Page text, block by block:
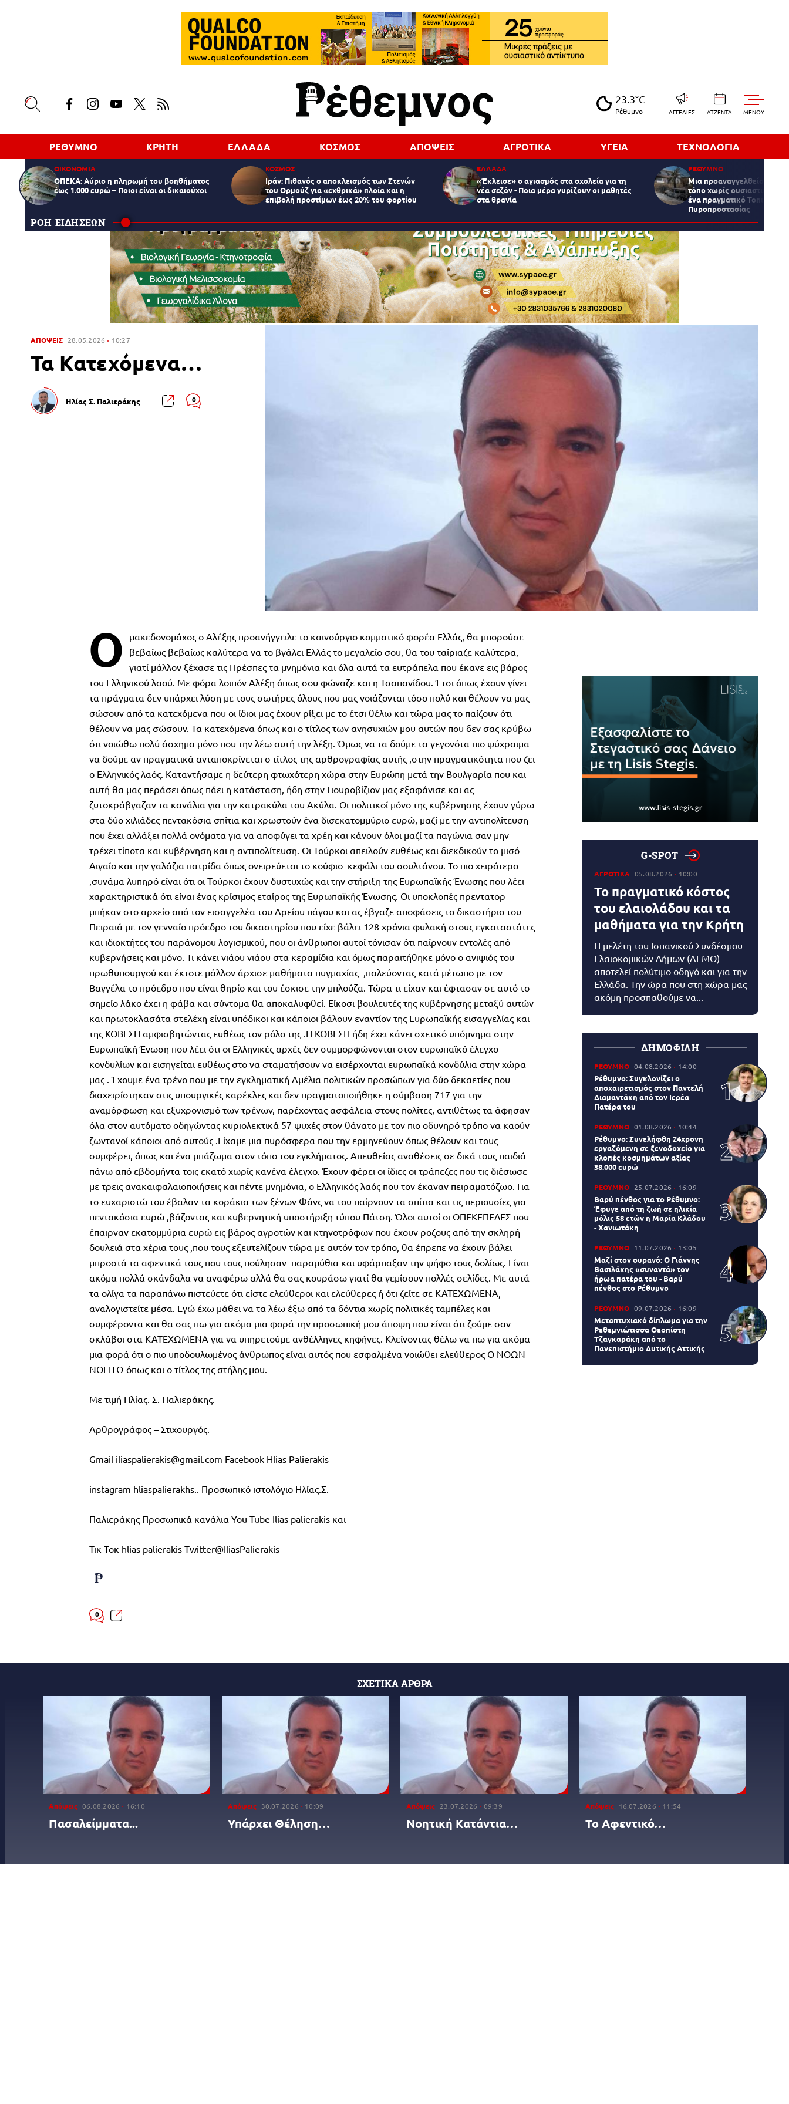
23.3°C
Ρέθυμνο ΑΓΓΕΛΙΕΣ ΑΤΖΕΝΤΑ
ΡΕΘΥΜΝΟ ΚΡΗΤΗ ΕΛΛΑΔΑ ΚΟΣΜΟΣ ΑΠΟΨΕΙΣ ΑΓΡΟΤΙΚΑ ΥΓΕΙΑ ΤΕΧΝΟΛΟΓΙΑ
ΟΙΚΟΝΟΜΙΑ
ΟΠΕΚΑ: Αύριο η πληρωμή του βοηθήματος
έως 1.000 ευρώ – Ποιοι είναι οι δικαιούχοι
ΚΟΣΜΟΣ
Ιράν: Πιθανός ο αποκλεισμός των Στενών
του Ορμούζ για «εχθρικά» πλοία και η
επιβολή προστίμων έως 20% του φορτίου
ΕΛΛΑΔΑ
«Έκλεισε» ο αγιασμός στα σχολεία για τη
νέα σεζόν - Ποια μέρα γυρίζουν οι μαθητές
στα θρανία
ΡΕΘΥΜΝΟ
Μια προαναγγελθείσα
τόπο χωρίς ουσιαστική
ένα πραγματικό Τοπικό
Πυροπροστασίας
ΡΟΗ ΕΙΔΗΣΕΩΝ
MENOY
ΑΠΟΨΕΙΣ 28.05.2026 10:27
Τα Κατεχόμενα…
Ηλίας Σ. Παλιεράκης 0
Ο
μακεδονομάχος ο Αλέξης προανήγγειλε το καινούργιο κομματικό φορέα Ελλάς, θα μπορούσε
βεβαίως βεβαίως καλύτερα να το βγάλει Ελλάς το μεγαλείο σου, θα του ταίριαζε καλύτερα,
γιατί μάλλον ξέχασε τις Πρέσπες τα μνημόνια και όλα αυτά τα ευτράπελα που έκανε εις βάρος
του Ελληνικού λαού. Με φόρα λοιπόν Αλέξη όπως σου φώναζε και η Τσαπανίδου. Έτσι όπως έχουν γίνει
τα πράγματα δεν υπάρχει λύση με τους σωτήρες όλους που μας νοιάζονται τόσο πολύ και θέλουν να μας
σώσουν από τα κατεχόμενα που οι ίδιοι μας έχουν ρίξει με το έτσι θέλω και τώρα μας το παίζουν ότι
θέλουν να μας σώσουν. Τα κατεχόμενα όπως και ο τίτλος των ανησυχιών μου αυτών που δεν σας κρύβω
ότι νοιώθω πολύ άσχημα μόνο που την λέω αυτή την λέξη. Όμως να τα δούμε τα γεγονότα πιο ψύχραιμα
να δούμε αν πραγματικά ανταποκρίνεται ο τίτλος της αρθρογραφίας αυτής ,στην πραγματικότητα που ζει
ο Ελληνικός λαός. Καταντήσαμε η δεύτερη φτωχότερη χώρα στην Ευρώπη μετά την Βουλγαρία που και
αυτή θα μας περάσει όπως πάει η κατάσταση, ήδη στην Γιουροβίζιον μας εξαφάνισε και ας
ζυτοκράβγαζαν τα κανάλια για την κατρακύλα του Ακύλα. Οι πολιτικοί μόνο της κυβέρνησης έχουν γύρω
στα δύο χιλιάδες πεντακόσια σπίτια και χρωστούν ένα δισεκατομμύριο ευρώ, μαζί με την αντιπολίτευση
που έχει αλλάξει πολλά ονόματα για να αποφύγει τα χρέη και κάνουν όλοι μαζί τα παγώνια σαν μην
τρέχει τίποτα και κυβέρνηση και η αντιπολίτευση. Οι Τούρκοι απειλούν ευθέως και διεκδικούν το μισό
Αιγαίο και την γαλάζια πατρίδα όπως ονειρεύεται το κούφιο κεφάλι του σουλτάνου. Το πιο χειρότερο
,συνάμα λυπηρό είναι ότι οι Τούρκοι έχουν δυστυχώς και την στήριξη της Ευρωπαϊκής Ένωσης που λέει
χαρακτηριστικά ότι είναι ένας κρίσιμος εταίρος της Ευρωπαϊκής Ένωσης. Οι υποκλοπές πρεντατορ
μπήκαν στο αρχείο από τον εισαγγελέα του Αρείου πάγου και ας έβγαζε αποφάσεις το δικαστήριο του
Πειραιά με τον γενναίο πρόεδρο του δικαστηρίου που είχε βάλει 128 χρόνια φυλακή στους εγκαταστάτες
και ιδιοκτήτες του παράνομου λογισμικού, που οι άνθρωποι αυτοί τόνισαν ότι παίρνουν εντολές από
κυβερνήσεις και μόνο. Τι κάνει νιάου νιάου στα κεραμίδια και όμως παραιτήθηκε μόνο ο ανιψιός του
πρωθυπουργού και έκτοτε μάλλον άρχισε μαθήματα πυγμαχίας ,παλεύοντας κατά μέτωπο με τον
Βαγγέλα το πρόεδρο που είναι θηρίο και του έσκισε την μπλούζα. Τώρα τι είχαν και έφτασαν σε αυτό το
σημείο λάκο έχει η φάβα και σύντομα θα αποκαλυφθεί. Είκοσι βουλευτές της κυβέρνησης μεταξύ αυτών
και πρωτοκλασάτα στελέχη είναι υπόδικοι και κάποιοι βάλουν εναντίον της Ευρωπαϊκής εισαγγελίας και
της ΚΟΒΕΣΗ αμφισβητώντας ευθέως τον ρόλο της .Η ΚΟΒΕΣΗ ήδη έχει κάνει σχετικό υπόμνημα στην
Ευρωπαϊκή Ένωση που λέει ότι οι Ελληνικές αρχές δεν συμμορφώνονται στον ευρωπαϊκό έλεγχο
κονδυλίων και εισηγείται ευθέως στο να σταματήσουν να εισέρχονται ευρωπαϊκά κονδύλια στην χώρα
μας . Έχουμε ένα τρένο που με την εγκληματική Αμέλια πολιτικών προσώπων για δύο δεκαετίες που
διαχειρίστηκαν στις υπουργικές καρέκλες και δεν πραγματοποιήθηκε η σύμβαση 717 για την
αναμόρφωση και εξυχρονισμό των τρένων, παρέχοντας ασφάλεια στους πολίτες, αντιθέτως τα άφησαν
όλα στον αυτόματο οδηγώντας κυριολεκτικά 57 ψυχές στον θάνατο με τον πιο οδυνηρό τρόπο να καούν
ζωντανοί κάποιοι από αυτούς .Είχαμε μια πυρόσφερα που την ερμηνεύουν όπως θέλουν και τους
συμφέρει, όπως και ένα μπάζωμα στον τόπο του εγκλήματος. Απευθείας αναθέσεις σε δικά τους παιδιά
πάνω από εβδομήντα τοις εκατό χωρίς κανένα έλεγχο. Έχουν φέρει οι ίδιες οι τράπεζες που τις διέσωσε
με τρεις ανακαιφαλαιοποιήσεις και πέντε μνημόνια, ο Ελληνικός λαός που τον έκαναν πειραματόζωο. Για
το ευχαριστώ του έβαλαν τα κοράκια των ξένων Φάνς να του παίρνουν τα σπίτια και τις περιουσίες για
πεντακόσια ευρώ ,βάζοντας και κυβερνητική υποστήριξη τύπου Πάτση. Όλοι αυτοί οι ΟΠΕΚΕΠΕΔΕΣ που
έπαιρναν εκατομμύρια ευρώ εις βάρος αγροτών και κτηνοτρόφων που έχουν ροζους από την σκληρή
δουλειά στα χέρια τους ,που τους εξευτελίζουν τώρα με αυτόν τον τρόπο, θα έπρεπε να έχουν βάλει
μπροστά τα αφεντικά τους που τους πούλησαν παραμύθια και υφάρπαξαν την ψήφο τους δολίως. Είναι
ακόμα πολλά σκάνδαλα να αναφέρω αλλά θα σας κουράσω γιατί θα γεμίσουν πολλές σελίδες. Με αυτά
τα ολίγα τα παραπάνω πιστεύετε ότι είστε ελεύθεροι και ελεύθερες ή ότι ζείτε σε ΚΑΤΕΧΩΜΕΝΑ,
αναλογιστείτε μέσα. Εγώ έχω μάθει να τα λέω έξω από τα δόντια χωρίς πολιτικές ταμπέλες και
συμφέροντα και θα σας πω για ακόμα μια φορά την προσωπική μου άποψη που είναι ότι ζούμε σαν
σκλάβοι στα ΚΑΤΕΧΩΜΕΝΑ για να υπηρετούμε ανθέλληνες κηφήνες. Κλείνοντας θέλω να πω για ακόμα
μια φορά ότι ο πιο υποδουλωμένος άνθρωπος είναι αυτός που εσφαλμένα νοιώθει ελεύθερος Ο ΝΟΩΝ
ΝΟΕΙΤΩ όπως και ο τίτλος της στήλης μου.
Με τιμή Ηλίας. Σ. Παλιεράκης.
Αρθρογράφος – Στιχουργός.
Gmail iliaspalierakis@gmail.com Facebook Ηlias Palierakis
instagram hliaspalierakhs.. Προσωπικό ιστολόγιο Ηλίας.Σ.
Παλιεράκης Προσωπικά κανάλια You Tube Ilias palierakis και
Τικ Τοκ hlias palierakis Τwitter@IliasPalierakis
0
G-SPOT
ΑΓΡΟΤΙΚΑ 05.08.2026 10:00
Το πραγματικό κόστος
του ελαιολάδου και τα
μαθήματα για την Κρήτη
Η μελέτη του Ισπανικού Συνδέσμου
Ελαιοκομικών Δήμων (AEMO)
αποτελεί πολύτιμο οδηγό και για την
Ελλάδα. Την ώρα που στη χώρα μας
ακόμη προσπαθούμε να...
ΔΗΜΟΦΙΛΗ
ΡΕΘΥΜΝΟ 04.08.2026 14:00
Ρέθυμνο: Συγκλονίζει ο
αποχαιρετισμός στον Παντελή
Διαμαντάκη από τον Ιερέα
Πατέρα του
ΡΕΘΥΜΝΟ 01.08.2026 10:44
Ρέθυμνο: Συνελήφθη 24χρονη
εργαζόμενη σε ξενοδοχείο για
κλοπές κοσμημάτων αξίας
38.000 ευρώ
ΡΕΘΥΜΝΟ 25.07.2026 16:09
Βαρύ πένθος για το Ρέθυμνο:
Έφυγε από τη ζωή σε ηλικία
μόλις 58 ετών η Μαρία Κλάδου
- Χανιωτάκη
ΡΕΘΥΜΝΟ 11.07.2026 13:05
Μαζί στον ουρανό: Ο Γιάννης
Βασιλάκης «συναντά» τον
ήρωα πατέρα του - Βαρύ
πένθος στο Ρέθυμνο
ΡΕΘΥΜΝΟ 09.07.2026 16:09
Μεταπτυχιακό δίπλωμα για την
Ρεθεμνιώτισσα Θεοπίστη
Τζαγκαράκη από το
Πανεπιστήμιο Δυτικής Αττικής
ΣΧΕΤΙΚΑ ΑΡΘΡΑ
Απόψεις 06.08.2026 16:10
Πασαλείμματα...
Απόψεις 30.07.2026 10:09
Υπάρχει Θέληση…
Απόψεις 23.07.2026 09:39
Νοητική Κατάντια…
Απόψεις 16.07.2026 11:54
Το Αφεντικό…